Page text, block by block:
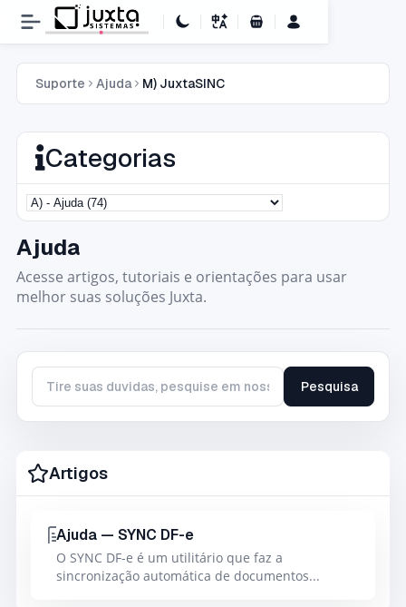
Carrinho de Compras
Suporte Ajuda M) JuxtaSINC
Categorias
Ajuda
Acesse artigos, tutoriais e orientações para usar
melhor suas soluções Juxta.
Tire suas duvidas, pesquise em nossa base de conhecimento
Pesquisa
Artigos
Ajuda — SYNC DF-e
O SYNC DF-e é um utilitário que faz a
sincronização automática de documentos...